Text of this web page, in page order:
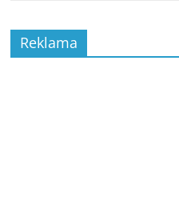
Reklama